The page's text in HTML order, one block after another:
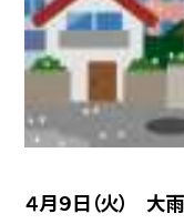
４月９日（火） 大